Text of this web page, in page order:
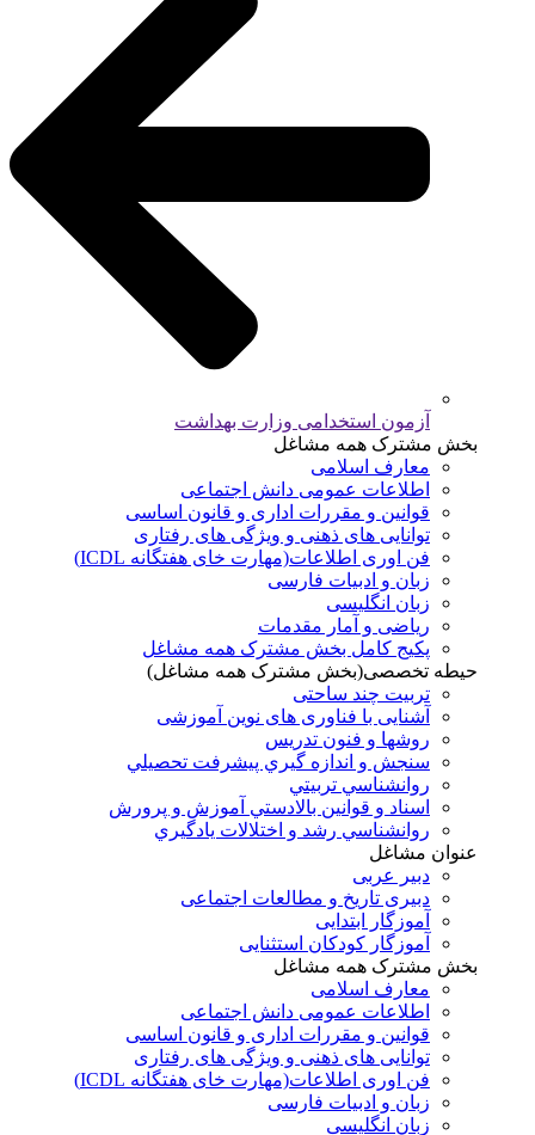
آزمون استخدامی وزارت بهداشت
بخش مشترک همه مشاغل
معارف اسلامی
اطلاعات عمومی دانش اجتماعی
قوانین و مقررات اداری و قانون اساسی
توانایی های ذهنی و ویژگی های رفتاری
فن اوری اطلاعات(مهارت خای هفتگانه ICDL)
زبان و ادبیات فارسی
زبان انگلیسی
ریاضی و آمار مقدمات
پکیج کامل بخش مشترک همه مشاغل
حیطه تخصصی(بخش مشترک همه مشاغل)
تربیت چند ساحتی
آشنایی با فناوری های نوین آموزشی
روشها و فنون تدريس
سنجش و اندازه گيري پيشرفت تحصيلي
روانشناسي تربيتي
اسناد و قوانين بالادستي آموزش و پرورش
روانشناسي رشد و اختلالات يادگيري
عنوان مشاغل
دبير عربی
دبیری تاریخ و مطالعات اجتماعی
آموزگار ابتدایی
آموزگار کودکان استثنایی
بخش مشترک همه مشاغل
معارف اسلامی
اطلاعات عمومی دانش اجتماعی
قوانین و مقررات اداری و قانون اساسی
توانایی های ذهنی و ویژگی های رفتاری
فن اوری اطلاعات(مهارت خای هفتگانه ICDL)
زبان و ادبیات فارسی
زبان انگلیسی